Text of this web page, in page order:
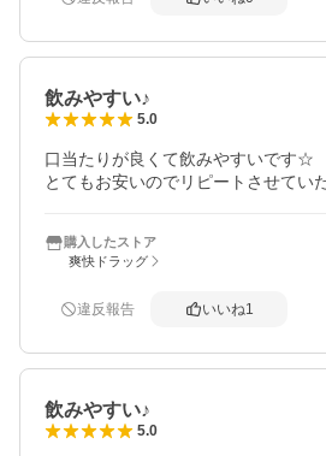
飲みやすい♪
5.0
口当たりが良くて飲みやすいです☆
とてもお安いのでリピートさせてい
購入したストア
爽快ドラッグ
違反報告 いいね1
飲みやすい♪
5.0